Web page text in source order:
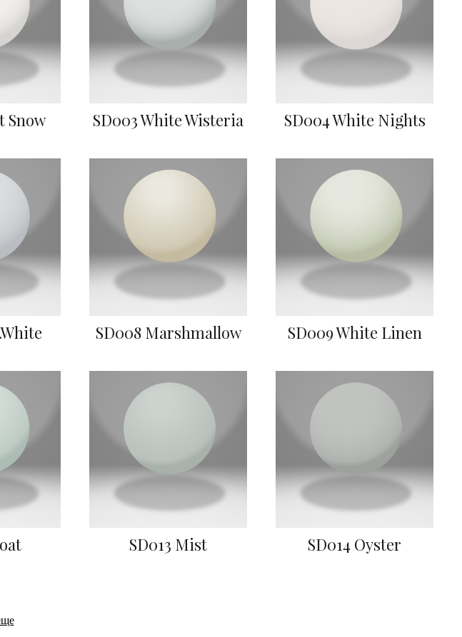
Snow SD003 White Wisteria SD004 White Nights
SD008 Marshmallow SD009 White Linen
SD013 Mist SD014 Oyster